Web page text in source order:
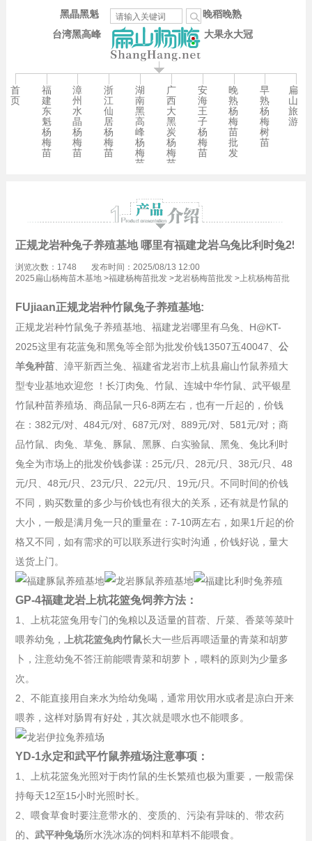
台湾黑高峰
晚稻晚熟
大果永大冠
黑晶黑魁
首
页
福
建
东
魁
杨
梅
苗
漳
州
水
晶
杨
梅
苗
浙
江
仙
居
杨
梅
苗
湖
南
黑
高
峰
杨
梅
苗
广
西
大
黑
炭
杨
梅
苗
安
海
王
子
杨
梅
苗
晚
熟
杨
梅
苗
批
发
早
熟
杨
梅
树
苗
扁
山
旅
游
正规龙岩种兔子养殖基地 哪里有福建龙岩乌兔比利时兔25元
浏览次数：1748
发布时间：2025/08/13 12:00
2025扁山杨梅苗木基地>福建杨梅苗批发>龙岩杨梅苗批发>上杭杨梅苗批
FUjiaan正规龙岩种竹鼠兔子养殖基地:
正规龙岩种竹鼠兔子养殖基地、福建龙岩哪里有乌兔、H@KT-
2025这里有花蓝兔和黑兔等全部为批发价钱13507五40047
公
羊兔种苗、 漳平新西兰兔、福建省龙岩市上杭县扁山竹鼠养殖大
型专业基地欢迎您 ！长汀肉兔、竹鼠、连城中华竹鼠、武平银星
竹鼠种苗养殖场、商品鼠一只6-8两左右，也有一斤起的，价钱
在： 382元/对、 484元/对、 687元/对、 889元/对、 581元/对；商
品竹鼠、肉兔、草兔、豚鼠、黑豚、白实验鼠、 黑兔、 兔 比利时
兔全为市场上的批发价钱参谋： 25元/只、 28元/只、 38元/只、 48
元/只、48元/只、 23元/只、 22元/只、 19元/只。不同时间的价钱
不同，购买数量的多少与价钱也有很大的关系，还有就是竹鼠的
大小，一般是满月兔一只的重量在：7-10两左右，如果1斤起的价
格又不同，如有需求的可以联系进行实时沟通，价钱好说，量大
送货上门。
GP-4福建龙岩上杭花篮兔饲养方法：
1、上杭花篮兔用专门的兔粮以及适量的苜蓿、斤菜、香菜等菜叶
喂养幼兔，
上杭花篮兔肉竹鼠长大一些后再喂适量的青菜和胡萝
卜，注意幼兔不答汪前能喂青菜和胡萝卜，喂料的原则为少量多
次。
2、不能直接用自来水为给幼兔喝，通常用饮用水或者是凉白开来
喂养，这样对肠胃有好处，其次就是喂水也不能喂多。
YD-1永定和武平竹鼠养殖场注意事项：
1、 上杭花篮兔光照对于肉竹鼠的生长繁殖也极为重要，一般需保
持每天12至15小时光照时长。
2、喂食草食时要注意带水的、变质的、污染有异味的、带农药
的、 武平种兔场所水洗冰冻的饲料和草料不能喂食。